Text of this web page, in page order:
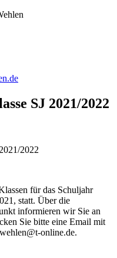
SJ 2021/2022
2022
für das Schuljahr
statt. Über die
informieren wir Sie an
Sie bitte eine Email mit
online.de.